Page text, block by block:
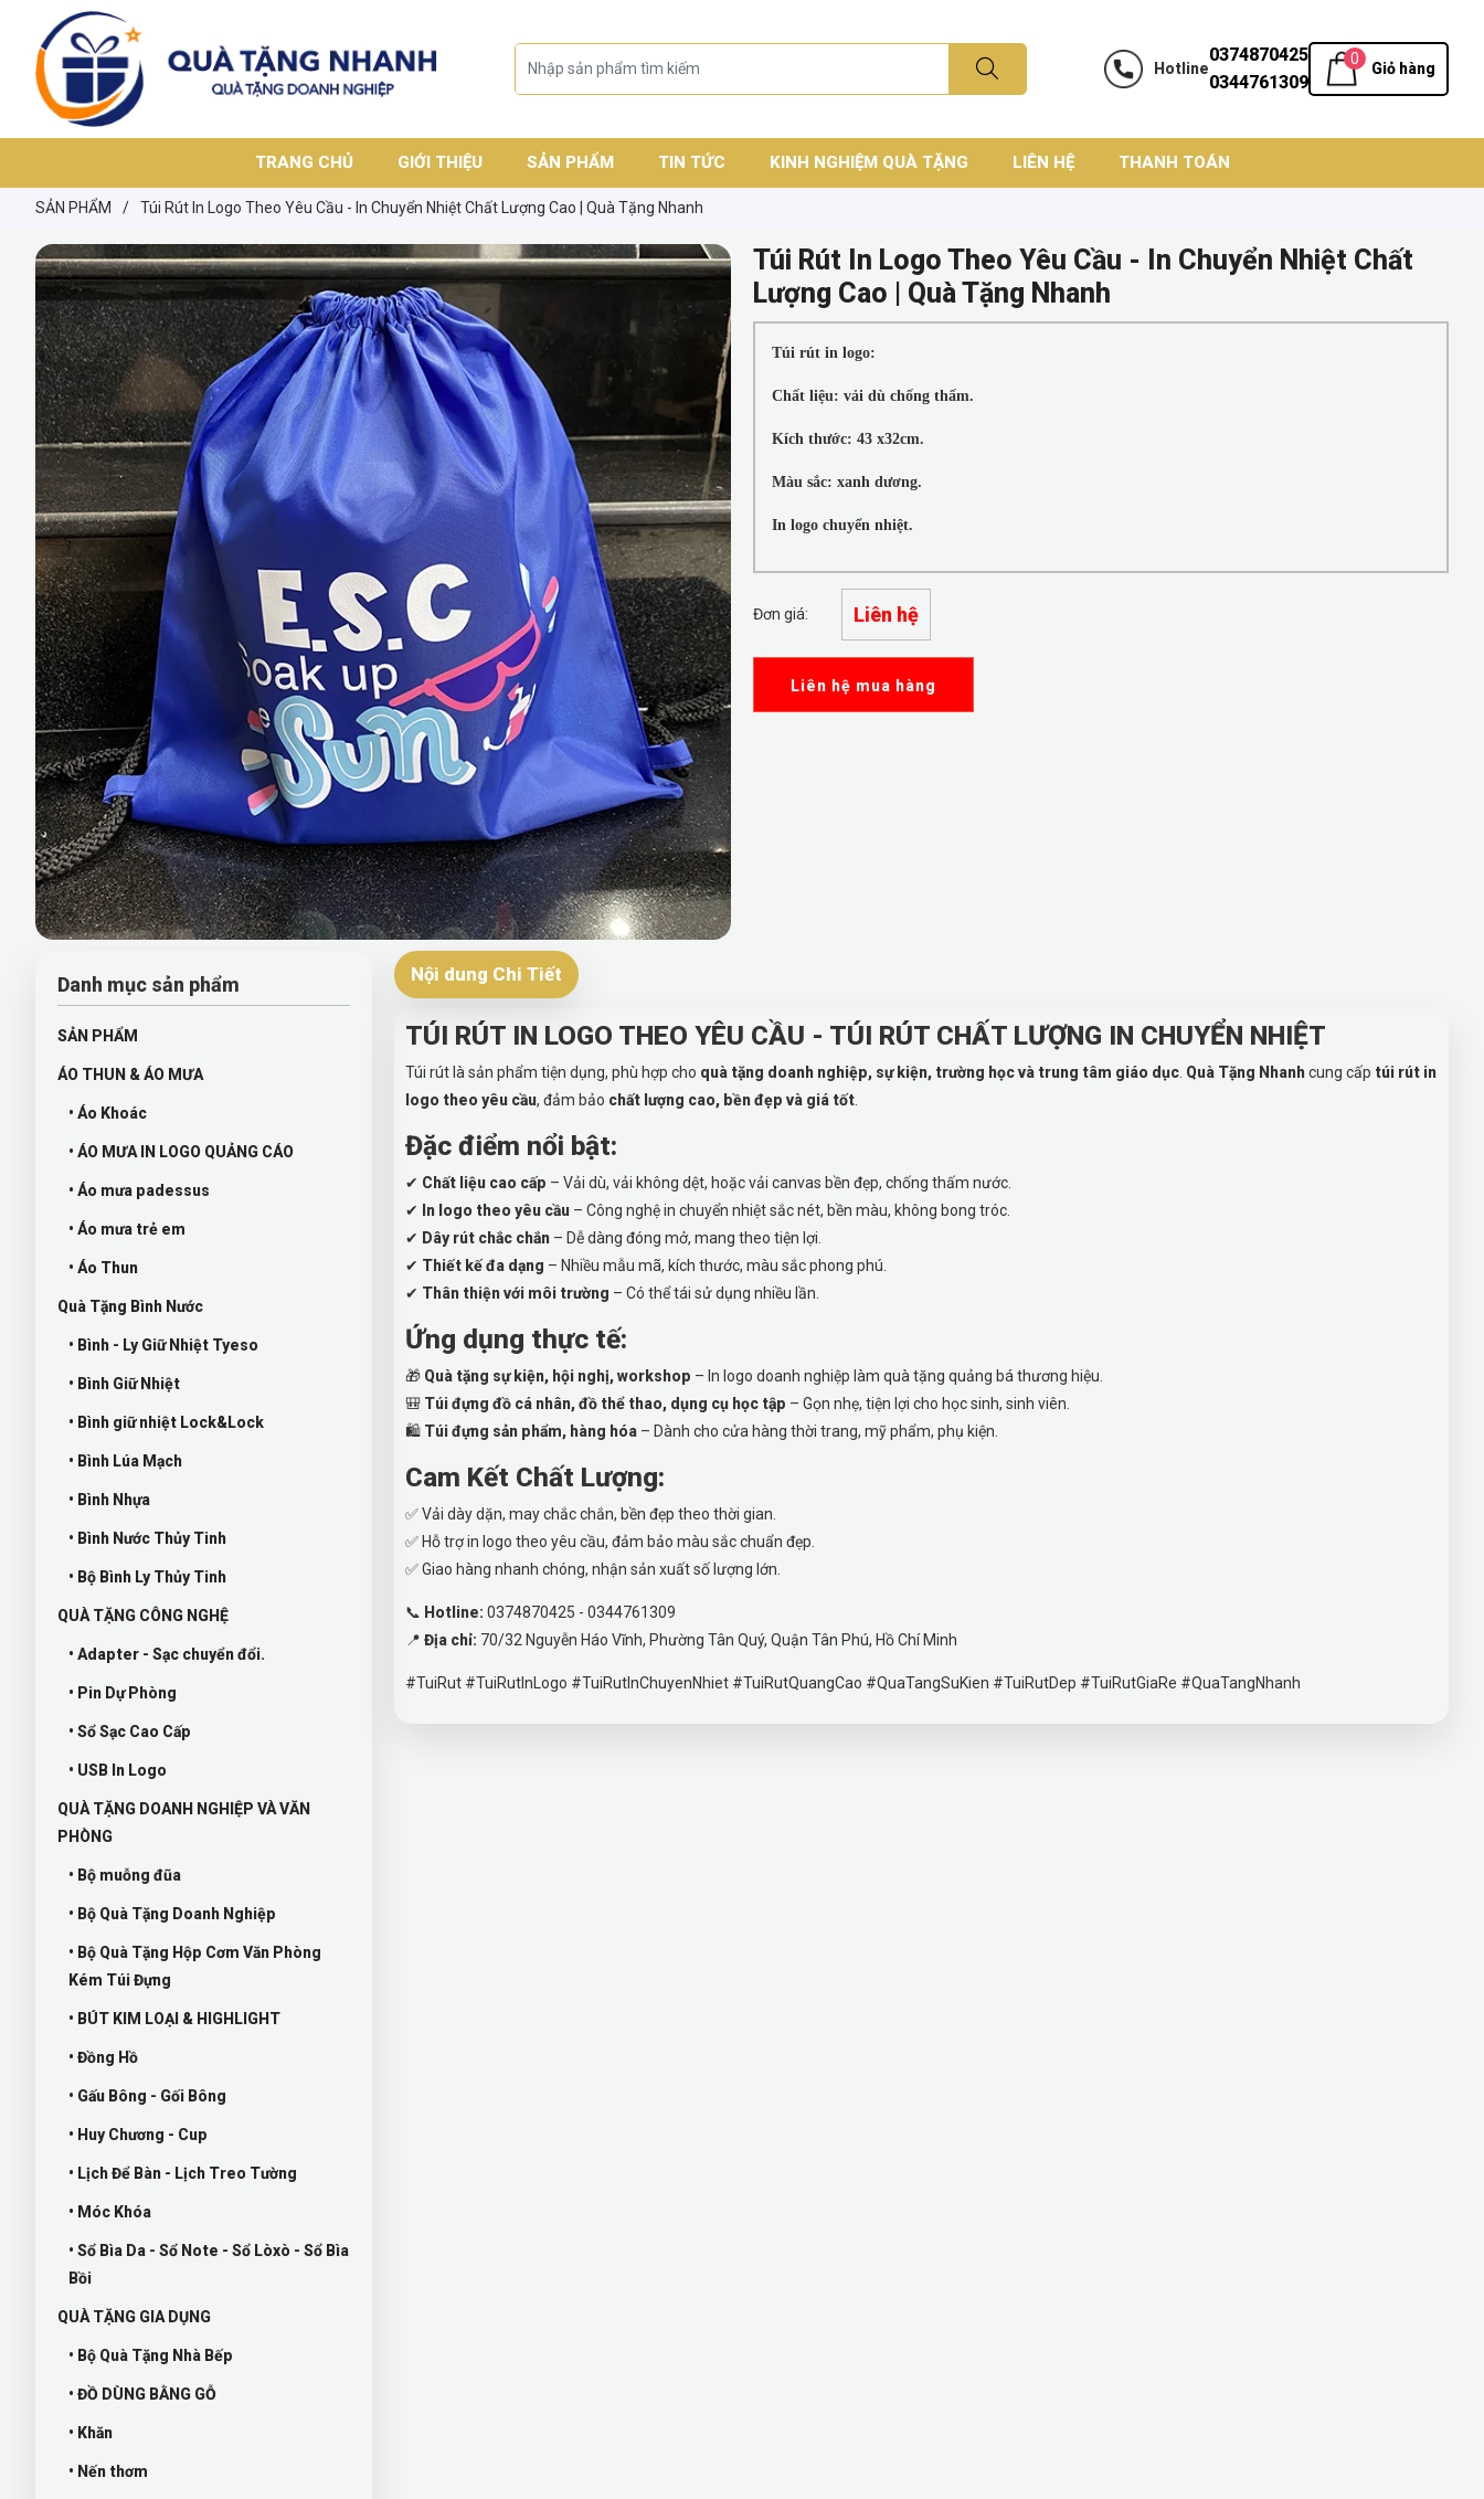
Hotline
0374870425
0344761309
0
Giỏ hàng
TRANG CHỦ GIỚI THIỆU SẢN PHẨM TIN TỨC KINH NGHIỆM QUÀ TẶNG LIÊN HỆ THANH TOÁN
SẢN PHẨM / Túi Rút In Logo Theo Yêu Cầu - In Chuyển Nhiệt Chất Lượng Cao | Quà Tặng Nhanh
Túi Rút In Logo Theo Yêu Cầu - In Chuyển Nhiệt Chất
Lượng Cao | Quà Tặng Nhanh
Túi rút in logo:
Chất liệu: vải dù chống thấm.
Kích thước: 43 x32cm.
Màu sắc: xanh dương.
In logo chuyển nhiệt.
Đơn giá: Liên hệ
Liên hệ mua hàng
Danh mục sản phẩm
SẢN PHẨM
ÁO THUN & ÁO MƯA
• Áo Khoác
• ÁO MƯA IN LOGO QUẢNG CÁO
• Áo mưa padessus
• Áo mưa trẻ em
• Áo Thun
Quà Tặng Bình Nước
• Bình - Ly Giữ Nhiệt Tyeso
• Bình Giữ Nhiệt
• Bình giữ nhiệt Lock&Lock
• Bình Lúa Mạch
• Bình Nhựa
• Bình Nước Thủy Tinh
• Bộ Bình Ly Thủy Tinh
QUÀ TẶNG CÔNG NGHỆ
• Adapter - Sạc chuyển đổi.
• Pin Dự Phòng
• Sổ Sạc Cao Cấp
• USB In Logo
QUÀ TẶNG DOANH NGHIỆP VÀ VĂN
PHÒNG
• Bộ muỗng đũa
• Bộ Quà Tặng Doanh Nghiệp
• Bộ Quà Tặng Hộp Cơm Văn Phòng
Kém Túi Đựng
• BÚT KIM LOẠI & HIGHLIGHT
• Đồng Hồ
• Gấu Bông - Gối Bông
• Huy Chương - Cup
• Lịch Để Bàn - Lịch Treo Tường
• Móc Khóa
• Sổ Bìa Da - Sổ Note - Sổ Lòxò - Sổ Bìa
Bồi
QUÀ TẶNG GIA DỤNG
• Bộ Quà Tặng Nhà Bếp
• ĐỒ DÙNG BẰNG GỖ
• Khăn
• Nến thơm
Nội dung Chi Tiết
TÚI RÚT IN LOGO THEO YÊU CẦU - TÚI RÚT CHẤT LƯỢNG IN CHUYỂN NHIỆT
Túi rút là sản phẩm tiện dụng, phù hợp cho quà tặng doanh nghiệp, sự kiện, trường học và trung tâm giáo dục Quà Tặng Nhanhcung cấp túi rút in
logo theo yêu cầu, đảm bảo chất lượng cao, bền đẹp và giá tốt
Đặc điểm nổi bật:
✔ Chất liệu cao cấp – Vải dù, vải không dệt, hoặc vải canvas bền đẹp, chống thấm nước.
✔
In logo theo yêu cầu – Công nghệ in chuyển nhiệt sắc nét, bền màu, không bong tróc.
✔ Dây rút chắc chắn – Dễ dàng đóng mở, mang theo tiện lợi.
✔ Thiết kế đa dạng – Nhiều mẫu mã, kích thước, màu sắc phong phú.
✔ Thân thiện với môi trường – Có thể tái sử dụng nhiều lần.
Ứng dụng thực tế:
🎁 Quà tặng sự kiện, hội nghị, workshop – In logo doanh nghiệp làm quà tặng quảng bá thương hiệu.
🎒 Túi đựng đồ cá nhân, đồ thể thao, dụng cụ học tập – Gọn nhẹ, tiện lợi cho học sinh, sinh viên.
🛍 Túi đựng sản phẩm, hàng hóa – Dành cho cửa hàng thời trang, mỹ phẩm, phụ kiện.
Cam Kết Chất Lượng:
✅ Vải dày dặn, may chắc chắn, bền đẹp theo thời gian.
✅ Hỗ trợ in logo theo yêu cầu, đảm bảo màu sắc chuẩn đẹp.
✅ Giao hàng nhanh chóng, nhận sản xuất số lượng lớn.
📞 Hotline: 0374870425 - 0344761309
📍 Địa chỉ: 70/32 Nguyễn Háo Vĩnh, Phường Tân Quý, Quận Tân Phú, Hồ Chí Minh
#TuiRut #TuiRutInLogo #TuiRutInChuyenNhiet #TuiRutQuangCao #QuaTangSuKien #TuiRutDep #TuiRutGiaRe #QuaTangNhanh